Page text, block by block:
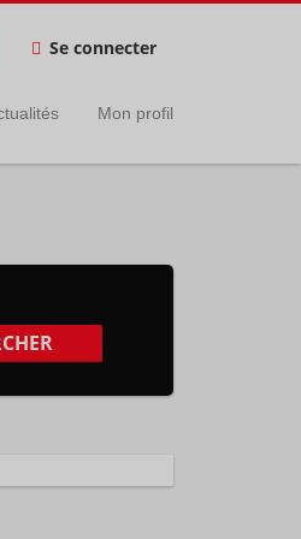
Mon profil
Se connecter